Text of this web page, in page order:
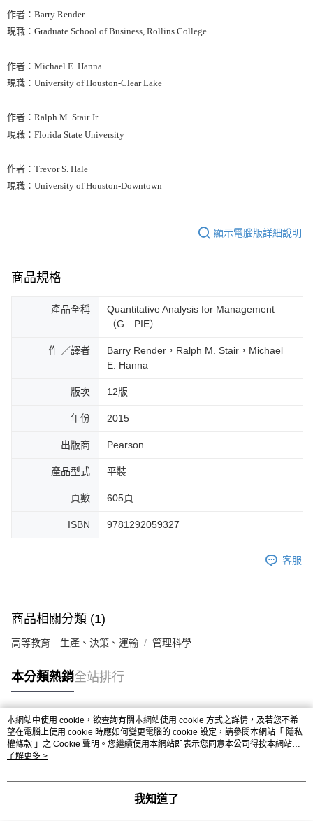
作者：Barry Render
現職：Graduate School of Business, Rollins College
作者：Michael E. Hanna
現職：University of Houston-Clear Lake
作者：Ralph M. Stair Jr.
現職：Florida State University
作者：Trevor S. Hale
現職：University of Houston-Downtown
顯示電腦版詳細說明
商品規格
產品全稱
Quantitative Analysis for Management
（G－PIE）
作 ／譯者
Barry Render，Ralph M. Stair，Michael
E. Hanna
版次 12版
年份 2015
出版商 Pearson
產品型式 平裝
頁數 605頁
ISBN 9781292059327
客服
商品相關分類 (1)
高等教育－生產、決策、運輸 管理科學
本分類熱銷全站排行
熱門標籤
本網站中使用 cookie，欲查詢有關本網站使用 cookie 方式之詳情，及若您不希
望在電腦上使用 cookie 時應如何變更電腦的 cookie 設定，請參閱本網站「 隱私
權條款 」之 Cookie 聲明。您繼續使用本網站即表示您同意本公司得按本網站使
用條款之 Cookie 聲明使用 cookie。
了解更多 >
我知道了